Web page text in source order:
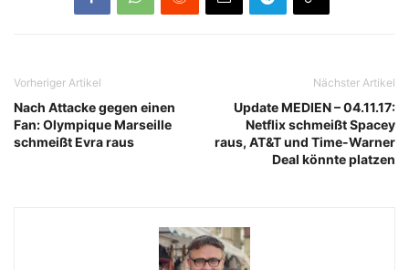
Vorheriger Artikel
Nach Attacke gegen einen
Fan: Olympique Marseille
schmeißt Evra raus
Nächster Artikel
Update MEDIEN – 04.11.17:
Netflix schmeißt Spacey
raus, AT&T und Time-Warner
Deal könnte platzen